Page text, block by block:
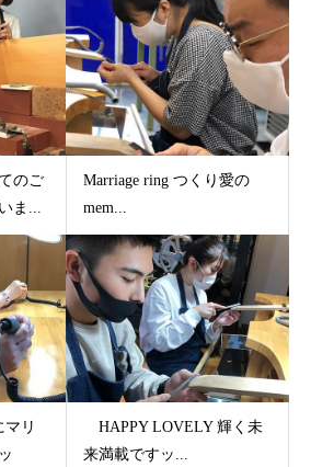
のご
ま...
Marriage ring つくり愛の
mem...
リ
HAPPY LOVELY 輝く未
来満載ですッ...